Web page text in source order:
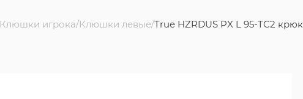
Клюшки игрока Клюшки левые True HZRDUS PX L 95-TC2 крюк